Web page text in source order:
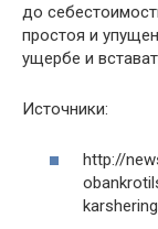
до
простоя и
ущербе и
Источники:
http://